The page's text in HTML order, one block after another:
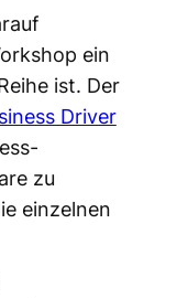
ein
ist. Der
Driver
zu
einzelnen